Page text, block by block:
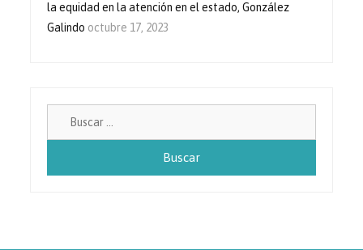
la equidad en la atención en el estado, González
Galindo octubre 17, 2023